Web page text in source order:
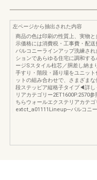
左ページから抽出された内容
商品の色は印刷の性質上、実物
示価格には消費税・工事費・配
バルコニーラインアップ洗練さ
ションであらゆる住宅に調和す
ージSスタイル柱芯／胴差し納ま
手すり・階段・踊り場をユニッ
ットの組み合わせで、さまざま
段ステッピア縦格子タイプ◀詳し
リアカテゴリー2ET1600P.2570
ちらウォールエクステリアカテゴ
extct_a01111Lineup─バルコニ